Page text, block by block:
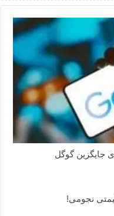
جایگزین گوگل
نجومی!